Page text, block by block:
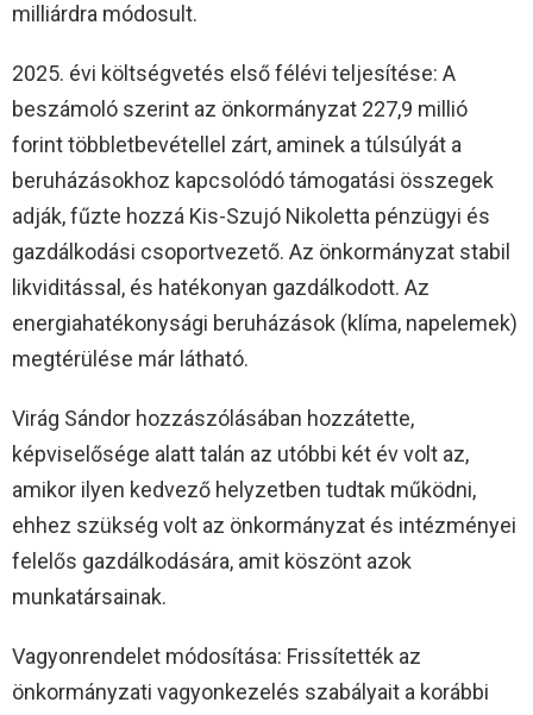
milliárdra módosult.
2025. évi költségvetés első félévi teljesítése: A
beszámoló szerint az önkormányzat 227,9 millió
forint többletbevétellel zárt, aminek a túlsúlyát a
beruházásokhoz kapcsolódó támogatási összegek
adják, fűzte hozzá Kis-Szujó Nikoletta pénzügyi és
gazdálkodási csoportvezető. Az önkormányzat stabil
likviditással, és hatékonyan gazdálkodott. Az
energiahatékonysági beruházások (klíma, napelemek)
megtérülése már látható.
Virág Sándor hozzászólásában hozzátette,
képviselősége alatt talán az utóbbi két év volt az,
amikor ilyen kedvező helyzetben tudtak működni,
ehhez szükség volt az önkormányzat és intézményei
felelős gazdálkodására, amit köszönt azok
munkatársainak.
Vagyonrendelet módosítása: Frissítették az
önkormányzati vagyonkezelés szabályait a korábbi